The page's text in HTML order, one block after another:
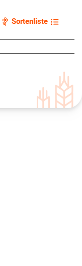
Sortenliste